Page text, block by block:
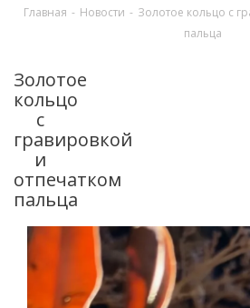
Главная - Новости - Золотое кольцо с
пальца
Золотое
кольцо
с
гравировкой
и
отпечатком
пальца